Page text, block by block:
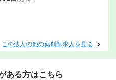
この法人の他の薬剤師求人を見る
ある方はこちら